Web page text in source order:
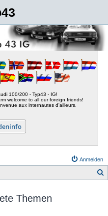
100/200 - Typ43 - IG!
welcome to all our foreign friends!
aux internautes d'ailleurs.
Anmelden
Themen